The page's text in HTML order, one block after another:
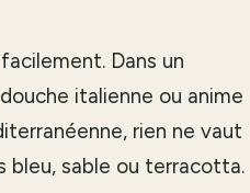
Dans un
italienne ou anime
rien ne vaut
bleu, sable ou terracotta.